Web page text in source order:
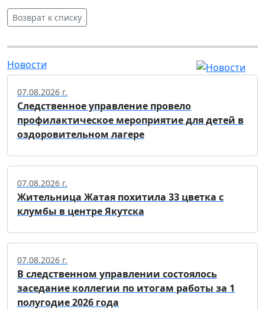
Возврат к списку
Новости
07.08.2026 г.
Следственное управление провело
профилактическое мероприятие для детей в
оздоровительном лагере
07.08.2026 г.
Жительница Жатая похитила 33 цветка с
клумбы в центре Якутска
07.08.2026 г.
В следственном управлении состоялось
заседание коллегии по итогам работы за 1
полугодие 2026 года